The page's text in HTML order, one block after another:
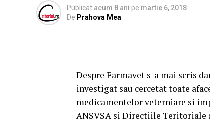
Publicat acum 8 ani pe martie 6, 2018
De Prahova Mea
Despre Farmavet s-a mai scris
investigat sau cercetat toate
medicamentelor veterniare si
ANSVSA si Directiile Teritoriale